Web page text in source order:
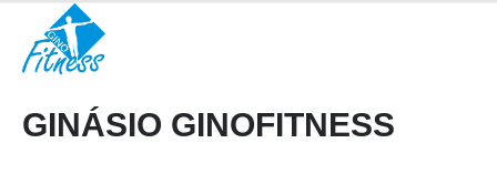
GINÁSIO GINOFITNESS